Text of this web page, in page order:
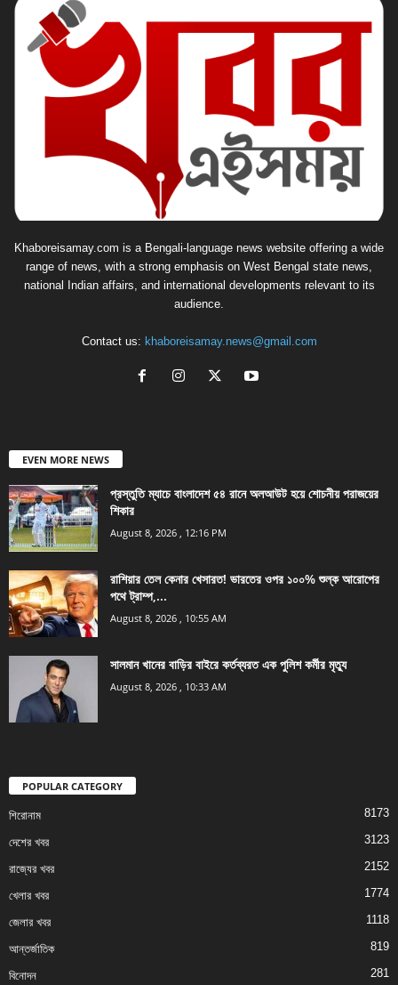
Khaboreisamay.com is a Bengali-language news website offering a wide
range of news, with a strong emphasis on West Bengal state news,
national Indian affairs, and international developments relevant to its
audience.
Contact us: khaboreisamay.news@gmail.com
EVEN MORE NEWS
প্রস্তুতি ম্যাচে বাংলাদেশ ৫৪ রানে অলআউট হয়ে শোচনীয় পরাজয়ের
শিকার
August 8, 2026 , 12:16 PM
রাশিয়ার তেল কেনার খেসারত! ভারতের ওপর ১০০% শুল্ক আরোপের
পথে ট্রাম্প,...
August 8, 2026 , 10:55 AM
সালমান খানের বাড়ির বাইরে কর্তব্যরত এক পুলিশ কর্মীর মৃত্যু
August 8, 2026 , 10:33 AM
POPULAR CATEGORY
শিরোনাম 8173
দেশের খবর 3123
রাজ্যের খবর 2152
খেলার খবর 1774
জেলার খবর 1118
আন্তর্জাতিক 819
বিনোদন 281